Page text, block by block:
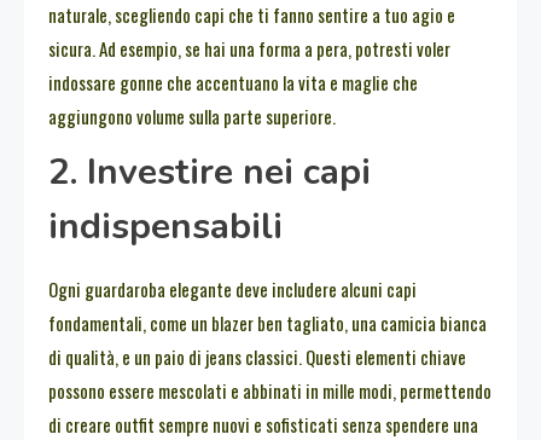
naturale, scegliendo capi che ti fanno sentire a tuo agio e
sicura. Ad esempio, se hai una forma a pera, potresti voler
indossare gonne che accentuano la vita e maglie che
aggiungono volume sulla parte superiore.
2. Investire nei capi
indispensabili
Ogni guardaroba elegante deve includere alcuni capi
fondamentali, come un blazer ben tagliato, una camicia bianca
di qualità, e un paio di jeans classici. Questi elementi chiave
possono essere mescolati e abbinati in mille modi, permettendo
di creare outfit sempre nuovi e sofisticati senza spendere una